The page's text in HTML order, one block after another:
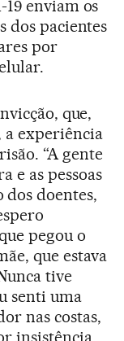
enviam os
dos pacientes
por
que,
a experiência
“A gente
e as pessoas
doentes,
pegou o
que estava
tive
senti uma
nas costas,
insistência